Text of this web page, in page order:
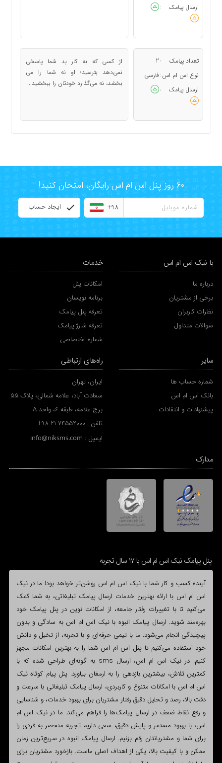
ارسال پیامک
:
تعداد پیامک :
2
نوع اس ام اس : فارسی
ارسال پیامک
:
از کسی که به کار بد شما پاسخی
نمی‌دهد بترسید؛ او نه شما را می
بخشد، نه می‌گذارد خودتان را ببخشید...
60 روز پنل اس ام اس رایگان، امتحان کنید!
+98 ایجاد حساب
با نیک اس ام اس
درباره ما
برخی از مشتریان
نظرات کاربران
سوالات متداول
خدمات
امکانات پنل
برنامه نویسان
تعرفه پنل پیامک
تعرفه شارژ پیامک
شماره اختصاصی
سایر
شماره حساب ها
بانک اس ام اس
پیشنهادات و انتقادات
راه‌های ارتباطی
ایران، تهران
سعادت آباد، علامه شمالی، پلاک 55
برج علامه، طبقه 6، واحد A
تلفن : +98 21 74552000
ایمیل : info@niksms.com
مدارک
پنل پیامک نیک اس ام اس با 17 سال تجربه
آینده کسب و کار شما با نیک اس ام اس روشن‌تر خواهد بود! ما در نیک
اس ام اس با ارائه بهترین خدمات ارسال پیامک تبلیغاتی، به شما کمک
می‌کنیم تا با تغییرات رفتار جامعه، از امکانات نوین در پنل پیامک خود
بهره‌مند شوید. ارسال پیامک انبوه با نیک اس ام اس به سادگی و بدون
پیچیدگی انجام می‌شود. ما با تیمی حرفه‌ای و با تجربه، از تخیل و دانش
خود استفاده می‌کنیم تا پنل اس ام اس شما را به بهترین امکانات مجهز
کنیم. در نیک اس ام اس، ارسال sms به گونه‌ای طراحی شده که با
کمترین تلاش، بیشترین بازدهی را به ارمغان بیاورد. پنل پیام کوتاه نیک
اس ام اس با امکانات متنوع و کاربردی، ارسال پیامک تبلیغاتی با سرعت و
دقت بالا، رصد و تحلیل دقیق رفتار مشتریان برای بهبود خدمات، و شناسایی
و رفع نقاط ضعف در ارسال پیامک‌ها را فراهم می‌کند. ما در نیک اس ام
اس، با بهبود مستمر و پایش دقیق، سعی داریم تجربه منحصر به فردی را
برای شما و مشتریانتان رقم بزنیم. ارسال پیامک انبوه در سریع‌ترین زمان
ممکن و با کیفیت بالا، یکی از اهداف اصلی ماست. بازخورد مشتریان برای